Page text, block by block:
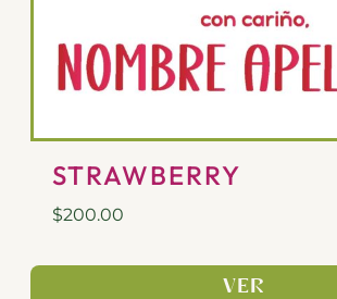
STRAWBERRY
$200.00
VER